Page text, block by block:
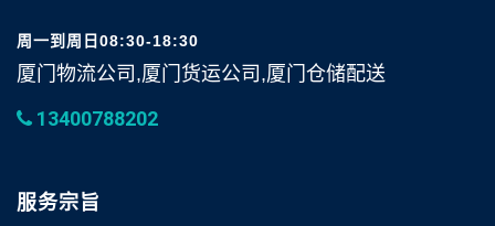
周一到周日08:30-18:30
厦门物流公司,厦门货运公司,厦门仓储配送
13400788202
服务宗旨